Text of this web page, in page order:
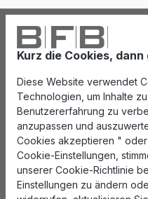
Kurz die Cookies,
Diese Website verwendet
Technologien, um Inhalte
Benutzererfahrung zu
anzupassen und
Cookies akzeptieren "
Cookie-Einstellungen,
unserer Cookie-Richtlinie
Einstellungen zu ändern